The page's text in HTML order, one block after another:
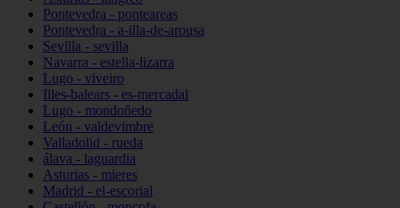
Pontevedra - ponteareas
Pontevedra - a-illa-de-arousa
Sevilla - sevilla
Navarra - estella-lizarra
Lugo - viveiro
Illes-balears - es-mercadal
Lugo - mondoñedo
León - valdevimbre
Valladolid - rueda
álava - laguardia
Asturias - mieres
Madrid - el-escorial